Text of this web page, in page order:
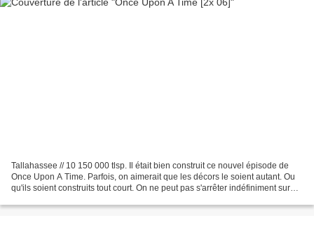
Tallahassee // 10 150 000 tlsp. Il était bien construit ce nouvel épisode de
Once Upon A Time. Parfois, on aimerait que les décors le soient autant. Ou
qu'ils soient construits tout court. On ne peut pas s'arrêter indéfiniment sur